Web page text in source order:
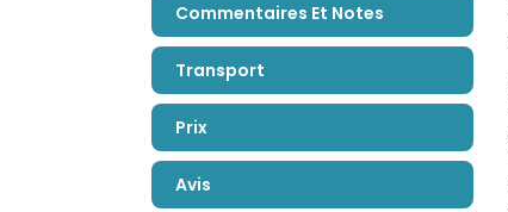
Commentaires Et Notes
Transport
Prix
Avis